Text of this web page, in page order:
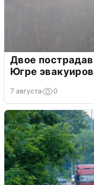
Двое
Югре
7 августа 0